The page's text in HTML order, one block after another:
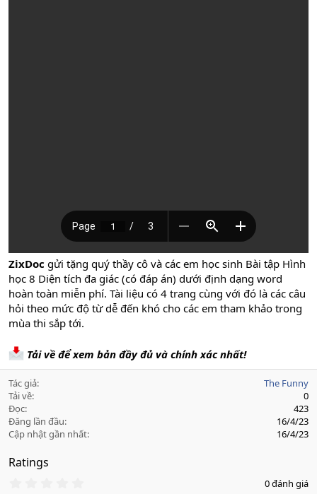
ZixDoc gửi tặng quý thầy cô và các em học sinh Bài tập Hình
học 8 Diện tích đa giác (có đáp án) dưới định dạng word
hoàn toàn miễn phí. Tài liệu có 4 trang cùng với đó là các câu
hỏi theo mức độ từ dễ đến khó cho các em tham khảo trong
mùa thi sắp tới.
Tải về để xem bản đầy đủ và chính xác nhất!
Tác giả
The Funny
Tải về
0
Đọc
423
Đăng lần đầu
16/4/23
Cập nhật gần nhất
16/4/23
Ratings
0 đánh giá